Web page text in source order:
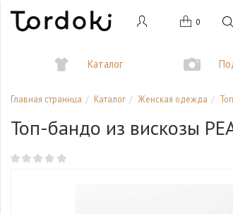
0
Каталог
Главная страница Каталог Женская одежда
Топ-бандо из вискозы